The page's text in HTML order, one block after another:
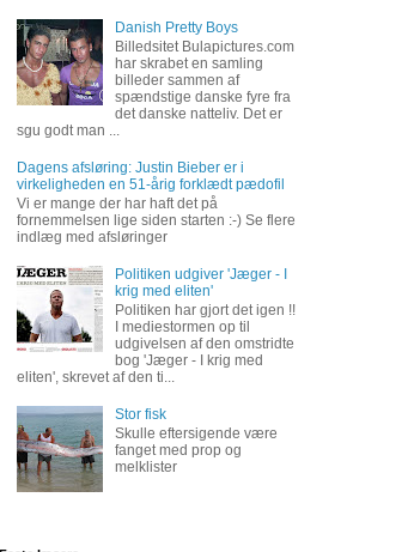
Danish Pretty Boys
Billedsitet Bulapictures.com
har skrabet en samling
billeder sammen af
spændstige danske fyre fra
det danske natteliv. Det er
sgu godt man ...
Dagens afsløring: Justin Bieber er i
virkeligheden en 51-årig forklædt pædofil
Vi er mange der har haft det på
fornemmelsen lige siden starten :-) Se flere
indlæg med afsløringer
Politiken udgiver 'Jæger - I
krig med eliten'
Politiken har gjort det igen !!
I mediestormen op til
udgivelsen af den omstridte
bog 'Jæger - I krig med
eliten', skrevet af den ti...
Stor fisk
Skulle eftersigende være
fanget med prop og
melklister